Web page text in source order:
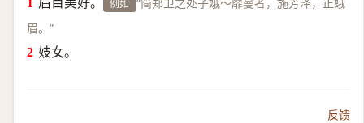
例如
眉。”
妓女。
反馈